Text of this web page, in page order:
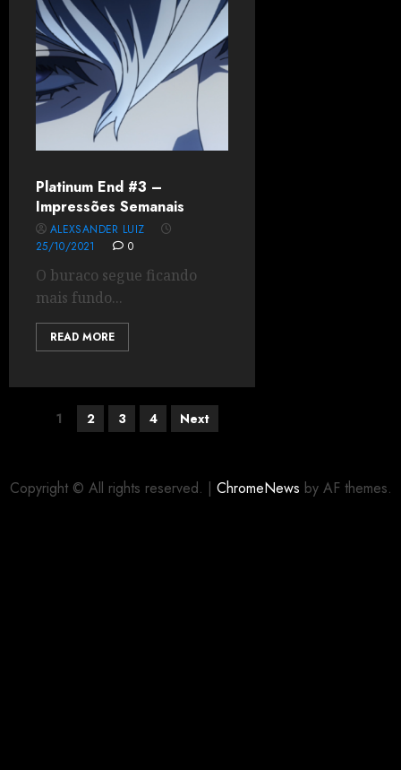
Platinum End #3 –
Impressões Semanais
ALEXSANDER LUIZ
25/10/2021
0
O buraco segue ficando
mais fundo...
READ MORE
1 2 3 4 Next
Copyright © All rights reserved. | ChromeNews by AF themes.